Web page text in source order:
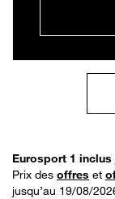
Eurosport 1 inclus
Prix des offres et
jusqu’au 19/08/